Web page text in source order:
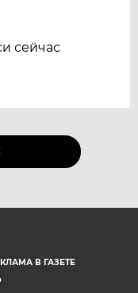
сейчас
В ГАЗЕТЕ